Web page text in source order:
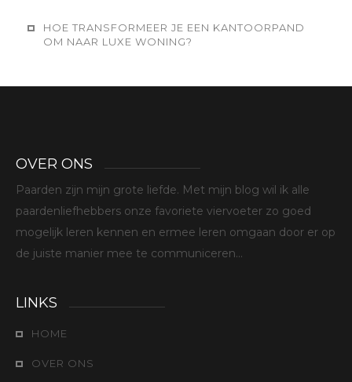
HOE TRANSFORMEER JE EEN KANTOORPAND
OM NAAR LUXE WONING?
OVER ONS
Paarden zijn mijn grote liefde. Met mijn blog wil ik alle
paardenliefhebbers onze favoriete viervoeter zo goed
mogelijk leren kennen en ermee leren omgaan door er op
de juiste manier mee te communiceren...
LINKS
HOME
OVER ONS